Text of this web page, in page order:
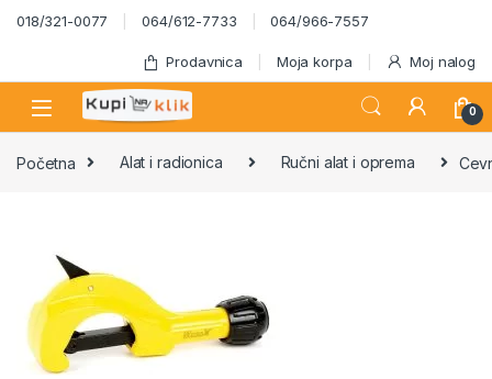
Skip to navigation
Skip to content
018/321-0077 064/612-7733 064/966-7557
Prodavnica Moja korpa Moj nalog
0
Početna Alat i radionica Ručni alat i oprema